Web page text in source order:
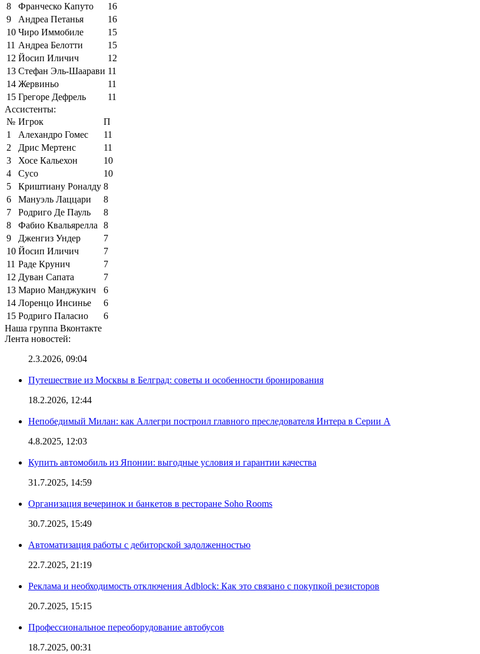
8
Франческо Капуто
16
9
Андреа Петанья
16
10 Чиро Иммобиле
15
11 Андреа Белотти
15
12 Йосип Иличич
12
13 Стефан Эль-Шаарави 11
14 Жервиньо
11
15 Грегоре Дефрель
11
Ассистенты:
№ Игрок
П
1
Алехандро Гомес
11
2
Дрис Мертенс
11
3
Хосе Кальехон
10
4
Сусо
10
5
Криштиану Роналду 8
6
Мануэль Лаццари
8
7
Родриго Де Пауль
8
8
Фабио Квальярелла
8
9
Дженгиз Ундер
7
10 Йосип Иличич
7
11 Раде Крунич
7
12 Дуван Сапата
7
13 Марио Манджукич
6
14 Лоренцо Инсинье
6
15 Родриго Паласио
6
Наша группа Вконтакте
Лента новостей:
2.3.2026, 09:04
Путешествие из Москвы в Белград: советы и особенности бронирования
18.2.2026, 12:44
Непобедимый Милан: как Аллегри построил главного преследователя Интера в Серии А
4.8.2025, 12:03
Купить автомобиль из Японии: выгодные условия и гарантии качества
31.7.2025, 14:59
Организация вечеринок и банкетов в ресторане Soho Rooms
30.7.2025, 15:49
Автоматизация работы с дебиторской задолженностью
22.7.2025, 21:19
Реклама и необходимость отключения Adblock: Как это связано с покупкой резисторов
20.7.2025, 15:15
Профессиональное переоборудование автобусов
18.7.2025, 00:31